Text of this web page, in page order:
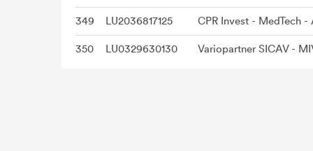
349 LU2036817125 CPR Invest - MedTech -
350 LU0329630130